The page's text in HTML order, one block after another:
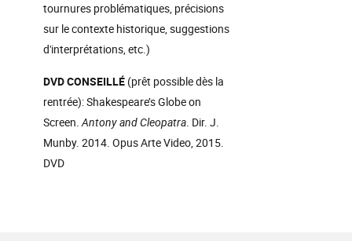
tournures problématiques, précisions
sur le contexte historique, suggestions
d'interprétations, etc.)
DVD CONSEILLÉ (prêt possible dès la
rentrée): Shakespeare’s Globe on
Screen.Antony and Cleopatra. Dir. J.
Munby. 2014. Opus Arte Video, 2015.
DVD